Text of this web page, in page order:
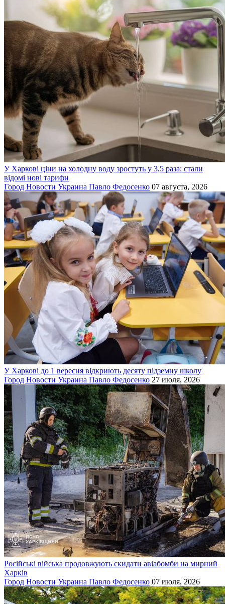
У Харкові ціни на холодну воду зростуть у 3,5 раза: стали
відомі нові тарифи
Город Новости Украина Павло Федосенко 07 августа, 2026
У Харкові до 1 вересня відкриють десяту підземну школу
Город Новости Украина Павло Федосенко 27 июля, 2026
Російські війська продовжують скидати авіабомби на мирний
Харків
Город Новости Украина Павло Федосенко 07 июля, 2026